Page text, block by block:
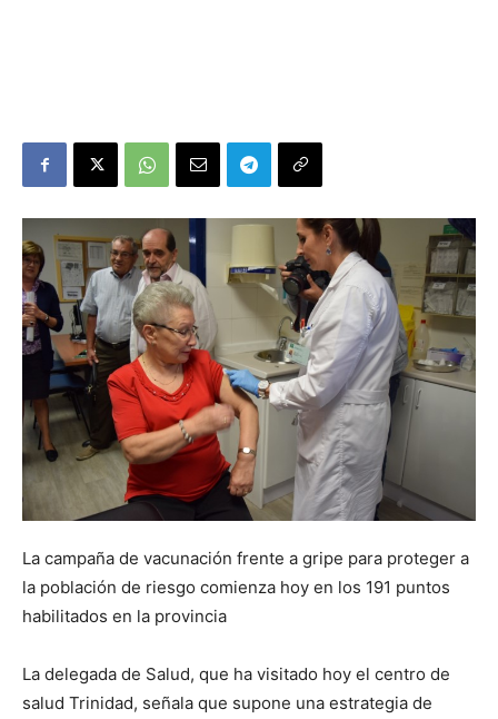
La campaña de vacunación frente a gripe para proteger a
la población de riesgo comienza hoy en los 191 puntos
habilitados en la provincia
La delegada de Salud, que ha visitado hoy el centro de
salud Trinidad, señala que supone una estrategia de